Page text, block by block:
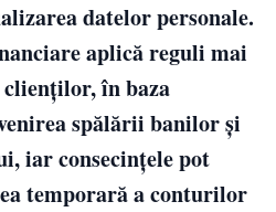
datelor personale.
aplică reguli mai
în baza
spălării banilor și
iar consecințele pot
temporară a conturilor